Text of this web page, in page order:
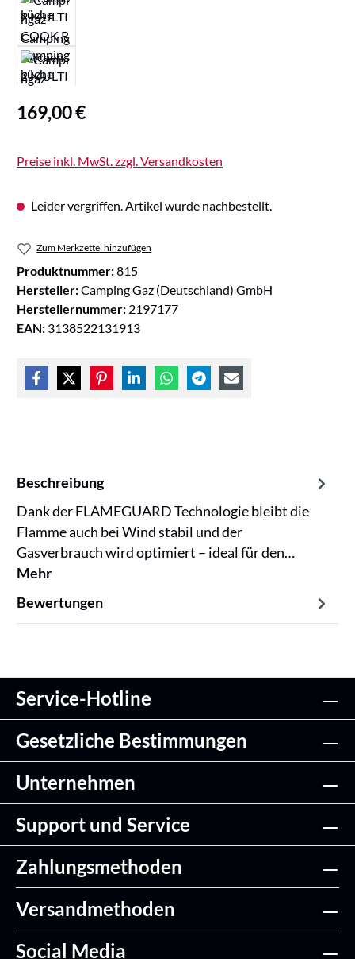
Regulärer Preis:
169,00 €
Preise inkl. MwSt. zzgl. Versandkosten
Leider vergriffen. Artikel wurde nachbestellt.
Zum Merkzettel hinzufügen
Produktnummer:815
Hersteller:Camping Gaz (Deutschland) GmbH
Herstellernummer: 2197177
EAN: 3138522131913
Beschreibung
Dank der FLAMEGUARD Technologie bleibt die
Flamme auch bei Wind stabil und der
Gasverbrauch wird optimiert – ideal für den…
Mehr
Bewertungen
Service-Hotline
Gesetzliche Bestimmungen
Unternehmen
Support und Service
Zahlungsmethoden
Versandmethoden
Social Media